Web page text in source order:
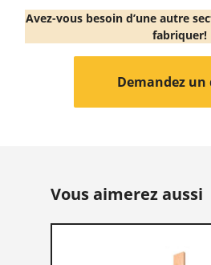
Avez-vous besoin d’une autre
fabriquer!
Demandez un
Vous aimerez aussi